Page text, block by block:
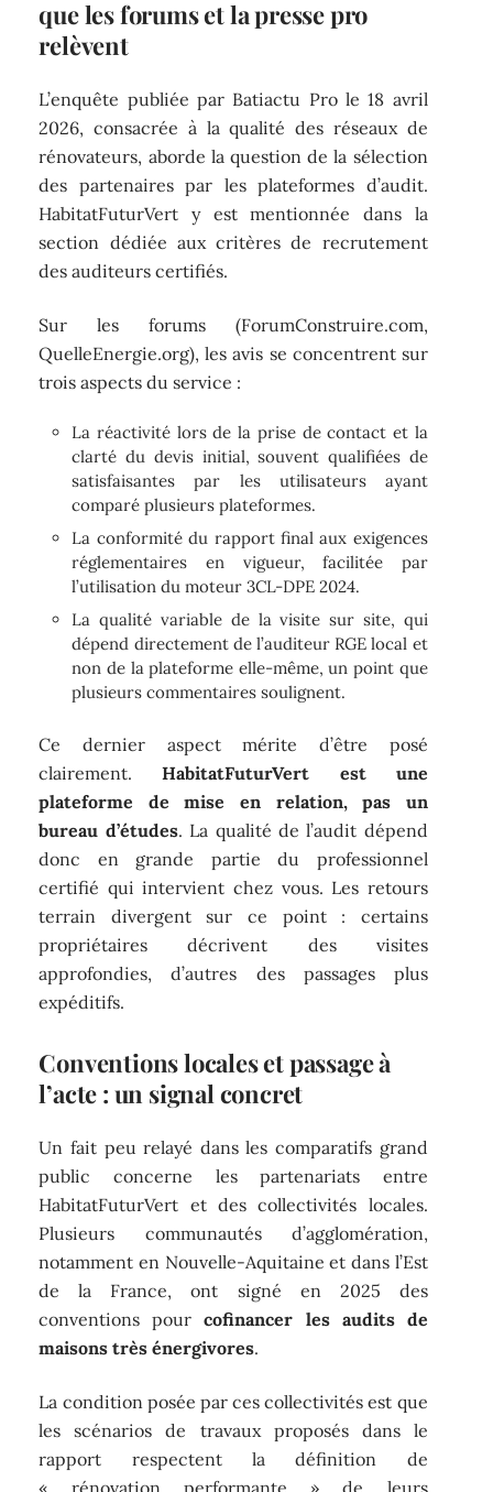
que les forums et la presse pro
relèvent
L’enquête publiée par Batiactu Pro le 18 avril
2026, consacrée à la qualité des réseaux de
rénovateurs, aborde la question de la sélection
des partenaires par les plateformes d’audit.
HabitatFuturVert y est mentionnée dans la
section dédiée aux critères de recrutement
des auditeurs certifiés.
Sur les forums (ForumConstruire.com,
QuelleEnergie.org), les avis se concentrent sur
trois aspects du service :
La réactivité lors de la prise de contact et la
clarté du devis initial, souvent qualifiées de
satisfaisantes par les utilisateurs ayant
comparé plusieurs plateformes.
La conformité du rapport final aux exigences
réglementaires en vigueur, facilitée par
l’utilisation du moteur 3CL-DPE 2024.
La qualité variable de la visite sur site, qui
dépend directement de l’auditeur RGE local et
non de la plateforme elle-même, un point que
plusieurs commentaires soulignent.
Ce dernier aspect mérite d’être posé
clairement.HabitatFuturVert est une
plateforme de mise en relation, pas un
bureau d’études. La qualité de l’audit dépend
donc en grande partie du professionnel
certifié qui intervient chez vous. Les retours
terrain divergent sur ce point : certains
propriétaires décrivent des visites
approfondies, d’autres des passages plus
expéditifs.
Conventions locales et passage à
l’acte : un signal concret
Un fait peu relayé dans les comparatifs grand
public concerne les partenariats entre
HabitatFuturVert et des collectivités locales.
Plusieurs communautés d’agglomération,
notamment en Nouvelle-Aquitaine et dans l’Est
de la France, ont signé en 2025 des
conventions pourcofinancer les audits de
maisons très énergivores.
La condition posée par ces collectivités est que
les scénarios de travaux proposés dans le
rapport respectent la définition de
« rénovation performante » de leurs